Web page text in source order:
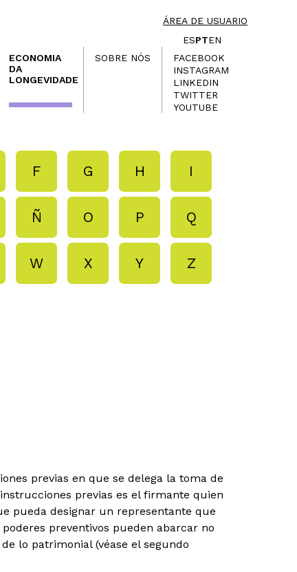
ÁREA DE USUARIO
ESPTEN
ECONOMIA
DA
LONGEVIDADE
SOBRE NÓS
FACEBOOK
INSTAGRAM
LINKEDIN
TWITTER
YOUTUBE
F G H I
Ñ O P Q
W X Y Z
previas en que se delega la toma de
previas es el firmante quien
pueda designar un representante que
preventivos pueden abarcar no
lo patrimonial (véase el segundo